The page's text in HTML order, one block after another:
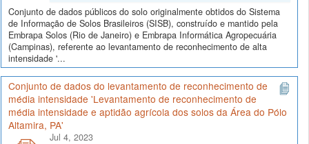
Conjunto de dados públicos do solo originalmente obtidos do Sistema
de Informação de Solos Brasileiros (SISB), construído e mantido pela
Embrapa Solos (Rio de Janeiro) e Embrapa Informática Agropecuária
(Campinas), referente ao levantamento de reconhecimento de alta
intensidade '...
Conjunto de dados do levantamento de reconhecimento de
média intensidade 'Levantamento de reconhecimento de
média intensidade e aptidão agrícola dos solos da Área do Pólo
Altamira, PA'
Jul 4, 2023